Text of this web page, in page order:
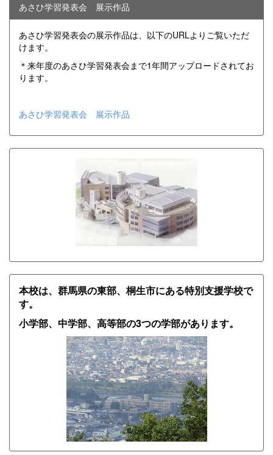
あさひ学習発表会 展示作品
あさひ学習発表会の展示作品は、以下のURLよりご覧いただ
けます。
＊来年度のあさひ学習発表会まで1年間アップロードされてお
ります。
あさひ学習発表会 展示作品
本校は、群馬県の東部、桐生市にある特別支援学校で
す。
小学部、中学部、高等部の3つの学部があります。